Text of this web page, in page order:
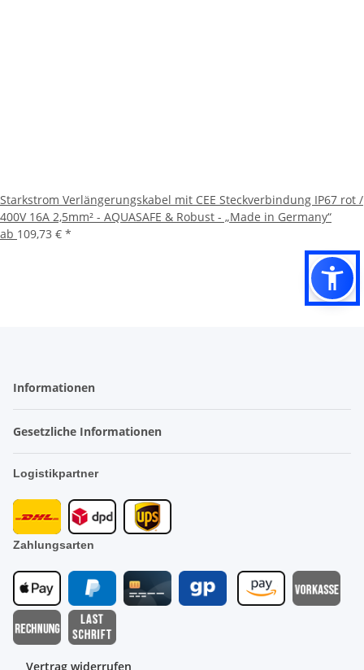
Starkstrom Verlängerungskabel mit CEE Steckverbindung IP67 rot /
400V 16A 2,5mm² - AQUASAFE & Robust - „Made in Germany“
ab 109,73 € *
Informationen
Gesetzliche Informationen
Logistikpartner
Zahlungsarten
Vertrag widerrufen